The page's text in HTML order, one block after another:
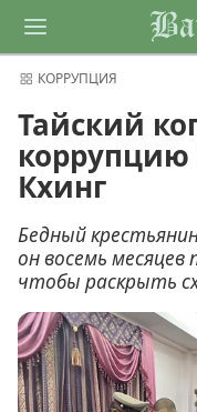
КОРРУПЦИЯ
Тайский
коррупцию
Кхинг
Бедный
он восемь
чтобы раскрыть